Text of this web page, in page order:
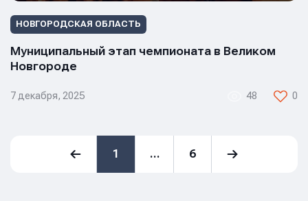
НОВГОРОДСКАЯ ОБЛАСТЬ
Муниципальный этап чемпионата в Великом
Новгороде
7 декабря, 2025 48 0
1 … 6